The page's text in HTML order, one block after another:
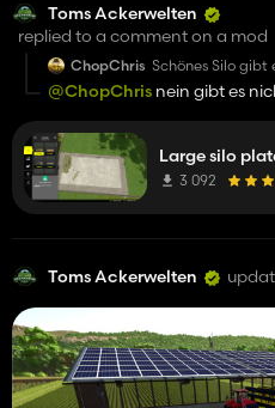
Toms Ackerwelten
replied to a comment on a mod
ChopChris Schönes Silo gibt
collisoin drum
@ChopChris nein gibt es
Large silo
3 092
Toms Ackerwelten